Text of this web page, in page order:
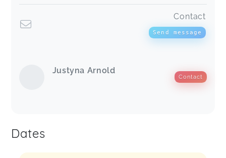
Contact
Send message
Justyna Arnold
Contact
Dates